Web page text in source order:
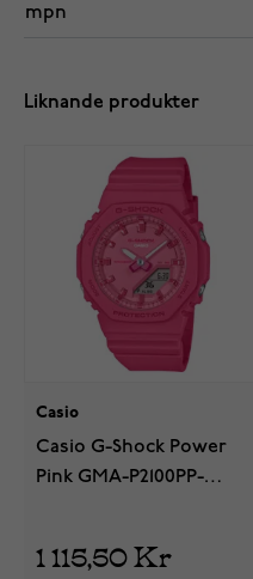
mpn
Liknande produkter
Casio
Casio G-Shock Power
Pink GMA-P2100PP-
1 115,50 Kr